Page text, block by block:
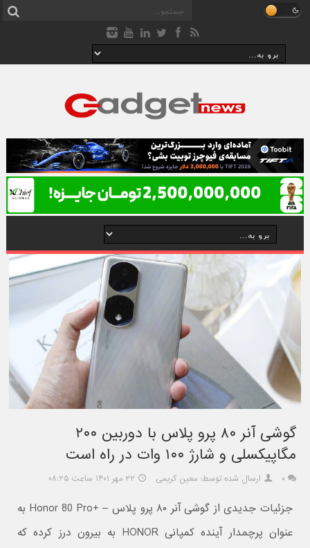
گوشی آنر ۸۰ پرو پلاس با دوربین ۲۰۰
مگاپیکسلی و شارژ ۱۰۰ وات در راه است
۰ ارسال شده توسط: معین کریمی ۲۲ مهر ۱۴۰۱ ساعت ۰۸:۲۵
جزئیات جدیدی از گوشی آنر ۸۰ پرو پلاس – +Honor 80 Pro به
عنوان پرچمدار آینده کمپانی HONOR به بیرون درز کرده که